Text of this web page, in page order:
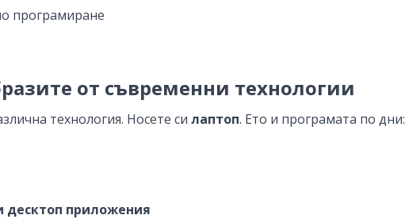
програмиране
от съвременни технологии
технология. Носете си лаптоп. Ето и програмата по дни:
десктоп приложения